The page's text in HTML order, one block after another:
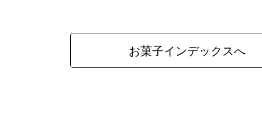
お菓子インデックスへ